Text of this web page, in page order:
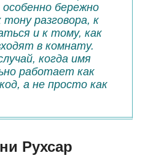
бережно
разговора, к
и к тому, как
в комнату.
когда имя
работает как
а не просто как
Рухсар